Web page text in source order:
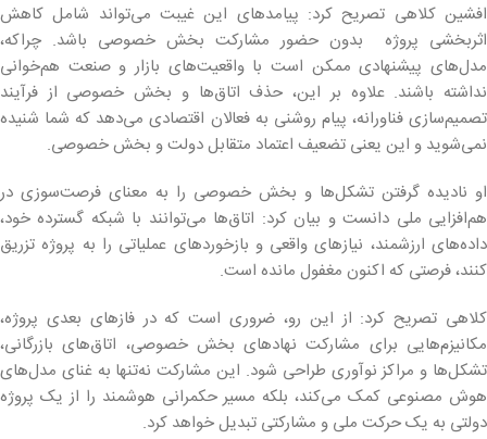
افشین کلاهی تصریح کرد: پیامدهای این غیبت می‌تواند شامل کاهش
اثربخشی پروژه بدون حضور مشارکت بخش خصوصی باشد. چراکه،
مدل‌های پیشنهادی ممکن است با واقعیت‌های بازار و صنعت هم‌خوانی
نداشته باشند. علاوه بر این، حذف اتاق‌ها و بخش خصوصی از فرآیند
تصمیم‌سازی فناورانه، پیام روشنی به فعالان اقتصادی می‌دهد که شما شنیده
نمی‌شوید و این یعنی تضعیف اعتماد متقابل دولت و بخش خصوصی.
او نادیده گرفتن تشکل‌ها و بخش خصوصی را به معنای فرصت‌سوزی در
هم‌افزایی ملی دانست و بیان کرد: اتاق‌ها می‌توانند با شبکه گسترده خود،
داده‌های ارزشمند، نیازهای واقعی و بازخوردهای عملیاتی را به پروژه تزریق
کنند، فرصتی که اکنون مغفول مانده است.
کلاهی تصریح کرد: از این رو، ضروری است که در فازهای بعدی پروژه،
مکانیزم‌هایی برای مشارکت نهادهای بخش خصوصی، اتاق‌های بازرگانی،
تشکل‌ها و مراکز نوآوری طراحی شود. این مشارکت نه‌تنها به غنای مدل‌های
هوش مصنوعی کمک می‌کند، بلکه مسیر حکمرانی هوشمند را از یک پروژه
دولتی به یک حرکت ملی و مشارکتی تبدیل خواهد کرد.